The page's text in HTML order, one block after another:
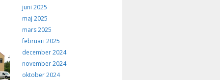
juni 2025
maj 2025
mars 2025
februari 2025
december 2024
november 2024
oktober 2024